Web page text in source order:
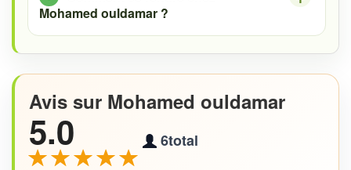
Mohamed ouldamar ?
Avis sur Mohamed ouldamar
5.0 6total